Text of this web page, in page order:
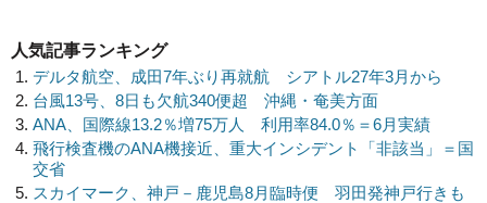
人気記事ランキング
デルタ航空、成田7年ぶり再就航 シアトル27年3月から
台風13号、8日も欠航340便超 沖縄・奄美方面
ANA、国際線13.2％増75万人 利用率84.0％＝6月実績
飛行検査機のANA機接近、重大インシデント「非該当」＝国
交省
スカイマーク、神戸－鹿児島8月臨時便 羽田発神戸行きも